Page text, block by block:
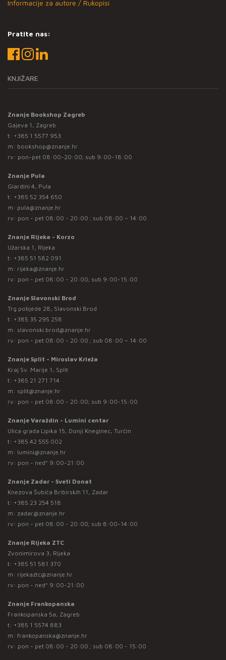
Informacije za autore / Rukopisi
Pratite nas:
KNJIŽARE
Znanje Bookshop Zagreb
Gajeva 1, Zagreb
t: +385 1 5577 953
m: bookshop@znanje.hr
rv: pon-pet 08:00-20:00; sub 9:00-18:00
Znanje Pula
Giardini 4, Pula
t: +385 52 354 650
m: pula@znanje.hr
rv: pon - pet 08:00 - 20:00 ; sub 08:00 – 14:00
Znanje Rijeka - Korzo
Užarska 1, Rijeka
t: +385 51 582 091
m: rijeka@znanje.hr
rv: pon - pet 08:00 - 20:00; sub 9:00-15:00
Znanje Slavonski Brod
Trg pobjede 28, Slavonski Brod
t: +385 35 295 258
m: slavonski.brod@znanje.hr
rv: pon - pet 08:00 - 20:00 ; sub 08:00 – 14:00
Znanje Split - Miroslav Krleža
Kraj Sv. Marije 1, Split
t: +385 21 271 714
m: split@znanje.hr
rv: pon - pet 08:00 - 20:00; sub 9:00-15:00
Znanje Varaždin - Lumini centar
Ulica grada Lipika 15, Donji Kneginec, Turčin
t: +385 42 555 002
m: lumini@znanje.hr
rv: pon - ned* 9:00-21:00
Znanje Zadar - Sveti Donat
Knezova Šubića Bribirskih 11, Zadar
t: +385 23 254 518
m: zadar@znanje.hr
rv: pon - pet 08:00 - 20:00; sub 8:00-14:00
Znanje Rijeka ZTC
Zvonimirova 3, Rijeka
t: +385 51 581 370
m: rijekaztc@znanje.hr
rv: pon - ned* 9:00-21:00
Znanje Frankopanska
Frankopanska 5a, Zagreb
t: +385 1 5574 883
m: frankopanska@znanje.hr
rv: pon - pet 08:00 - 20:00 ; sub 08:00 - 15:00